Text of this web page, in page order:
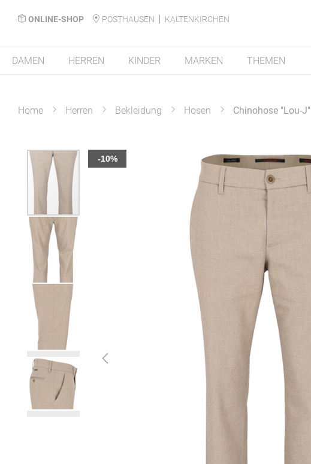
ONLINE-SHOP POSTHAUSEN
KALTENKIRCHEN
DAMEN HERREN KINDER MARKEN THEMEN
Home Herren Bekleidung Hosen Chinohose "Lou-J"
Zum
Ende
der
Bildergalerie
springen
-10%